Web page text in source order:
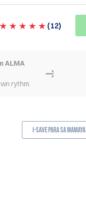
(12)
ALMA
rythm.
I-save para sa Mamaya